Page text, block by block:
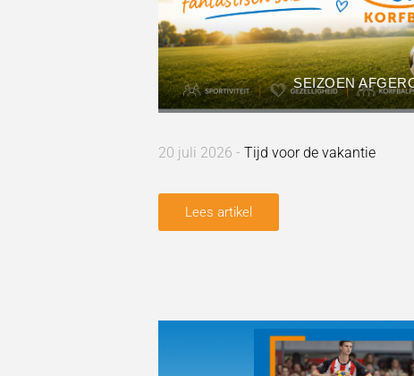
SEIZOEN
20 juli 2026 - Tijd voor de vakantie
Lees artikel